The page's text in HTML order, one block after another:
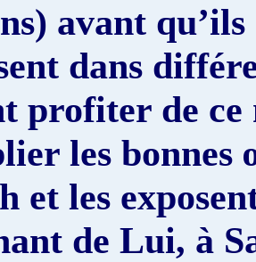
avant
dans
profiter de ce
les bonnes
et les
de Lui, à